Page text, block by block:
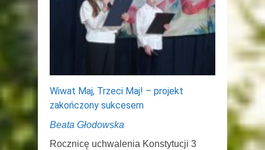
Wiwat Maj, Trzeci Maj! – projekt
zakończony sukcesem
Beata Głodowska
Rocznicę uchwalenia Konstytucji 3